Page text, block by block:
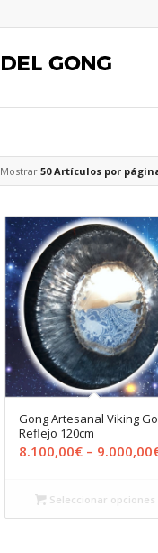
Mostrar 50 Artículos por
Gong Artesanal Viking
Reflejo 120cm
8.100,00€ – 9.000,00
Seleccionar opciones